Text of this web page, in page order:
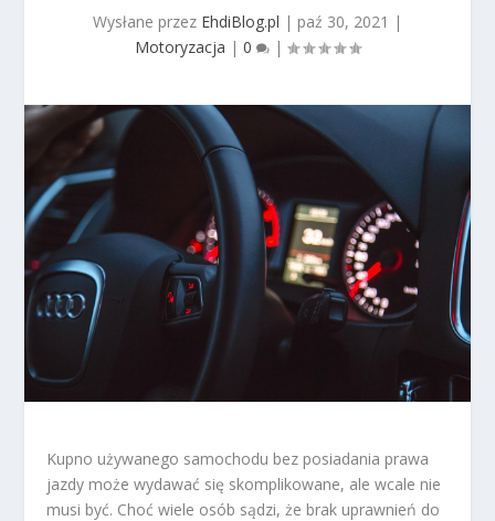
Wysłane przez EhdiBlog.pl | paź 30, 2021 |
Motoryzacja | 0 |
Kupno używanego samochodu bez posiadania prawa
jazdy może wydawać się skomplikowane, ale wcale nie
musi być. Choć wiele osób sądzi, że brak uprawnień do